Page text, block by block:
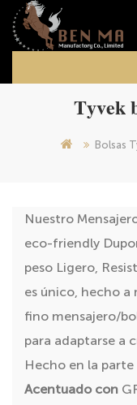
Tyvek
Bolsas
Nuestro
eco-friendly
peso Ligero,
es único, hecho a
fino mensajero/
para adaptarse a
Hecho en la
Acentuado con